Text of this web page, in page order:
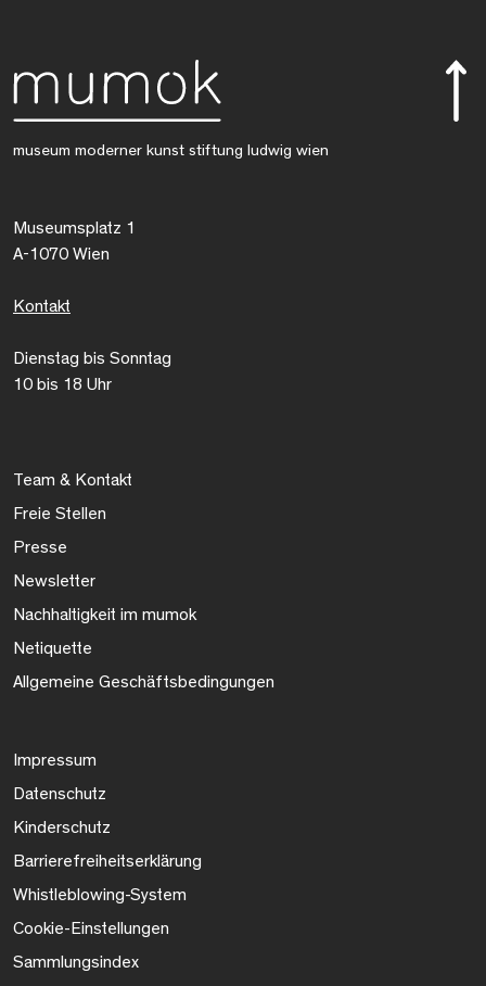
museum moderner kunst stiftung ludwig wien
Museumsplatz 1
A-1070 Wien
Kontakt
Dienstag bis Sonntag
10 bis 18 Uhr
Team & Kontakt
Freie Stellen
Presse
Newsletter
Nachhaltigkeit im mumok
Netiquette
Allgemeine Geschäftsbedingungen
Impressum
Datenschutz
Kinderschutz
Barrierefreiheitserklärung
Whistleblowing-System
Cookie-Einstellungen
Sammlungsindex